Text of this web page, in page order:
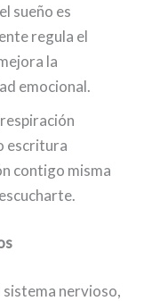
sueño es
regula el
la
emocional.
escritura
contigo misma
nervioso,